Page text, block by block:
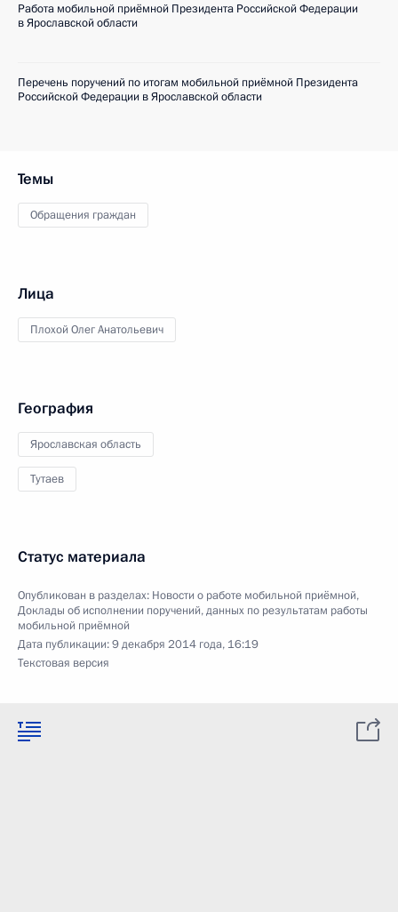
Работа мобильной приёмной Президента Российской Федерации
в Ярославской области
Перечень поручений по итогам мобильной приёмной Президента
Российской Федерации в Ярославской области
Темы
Обращения граждан
Лица
Плохой Олег Анатольевич
География
Ярославская область
Тутаев
Статус материала
Опубликован в разделах: Новости о работе мобильной приёмной,
Доклады об исполнении поручений, данных по результатам работы
мобильной приёмной
Дата публикации:9 декабря 2014 года, 16:19
Текстовая версия